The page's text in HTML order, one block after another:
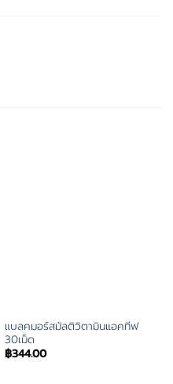
แบลคมอร์สมัลติวิตามินแอคทีฟ
30เม็ด
฿344.00